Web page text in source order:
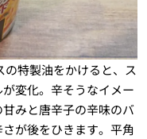
特製油をかけると、ス
変化。辛そうなイメー
みと唐辛子の辛味のバ
が後をひきます。平角